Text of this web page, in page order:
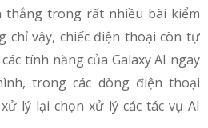
thắng trong rất nhiều bài kiểm
chỉ vậy, chiếc điện thoại còn tự
tính năng của Galaxy AI ngay
trong các dòng điện thoại
lý lại chọn xử lý các tác vụ AI